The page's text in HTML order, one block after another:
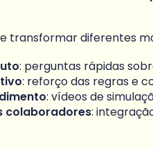
transformar diferentes
: perguntas rápidas
: reforço das regras e
: vídeos de
colaboradores: